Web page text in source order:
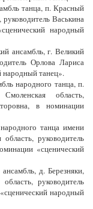
танца, п. Красный
Васькина
народный
ансамбль, г. Великий
Орлова Лариса
народный танец».
народного танца, п.
область,
в номинации
танца имени
руководитель
«сценический
д. Березняки,
руководитель
народный